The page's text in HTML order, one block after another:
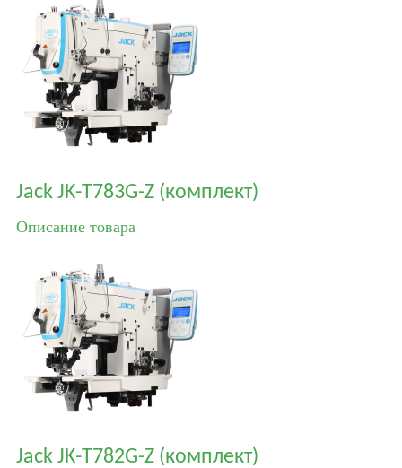
Jack JK-T783G-Z (комплект)
Описание товара
Jack JK-T782G-Z (комплект)